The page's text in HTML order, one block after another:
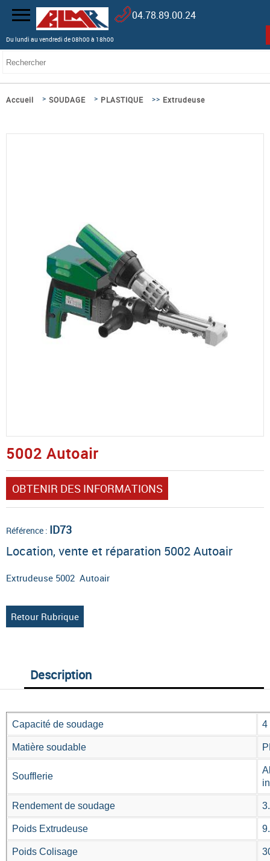
04.78.89.00.24
Du lundi au vendredi de 08h00 à 18h00
Accueil > SOUDAGE > PLASTIQUE >> Extrudeuse
5002 Autoair
OBTENIR DES INFORMATIONS
Référence : ID73
Location, vente et réparation 5002 Autoair
Extrudeuse 5002 Autoair
Retour Rubrique
Description
Capacité de soudage 4
Matière soudable
Soufflerie
Rendement de soudage
Poids Extrudeuse
Poids Colisage